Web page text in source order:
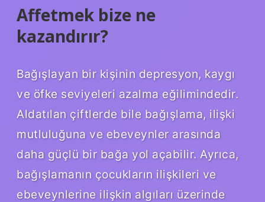
Affetmek bize ne
kazandırır?
Bağışlayan bir kişinin depresyon, kaygı
ve öfke seviyeleri azalma eğilimindedir.
Aldatılan çiftlerde bile bağışlama, ilişki
mutluluğuna ve ebeveynler arasında
daha güçlü bir bağa yol açabilir. Ayrıca,
bağışlamanın çocukların ilişkileri ve
ebeveynlerine ilişkin algıları üzerinde